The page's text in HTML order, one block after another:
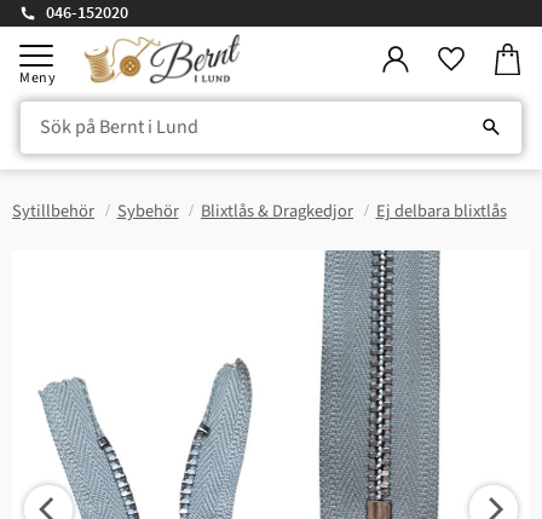
Meny
046-152020
Sytillbehör Sybehör Blixtlås & Dragkedjor Ej delbara blixtlås